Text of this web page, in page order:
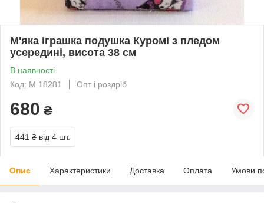
М'яка іграшка подушка Куромі з пледом
усередині, висота 38 см
В наявності
Код: M 18281
Опт і роздріб
680 ₴
441 ₴ від 4 шт.
Опис Характеристики Доставка Оплата Умови